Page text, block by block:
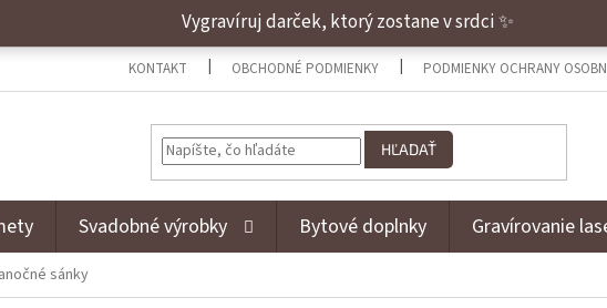
Vygravíruj darček, ktorý zostane v srdci ✨
KONTAKT OBCHODNÉ PODMIENKY PODMIENKY OCHRANY
HĽADAŤ
Svadobné výrobky Bytové doplnky Gravírovanie
sánky